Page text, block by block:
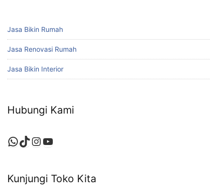
Jasa Bikin Rumah
Jasa Renovasi Rumah
Jasa Bikin Interior
Hubungi Kami
WhatsApp
TikTok
Instagram
YouTube
Kunjungi Toko Kita